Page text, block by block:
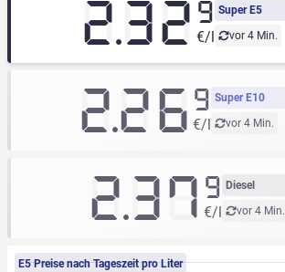
Super E5
vor 4 Min.
2.32 9
€/l
Super E10
vor 4 Min.
2.269
€/l
Diesel
vor 4 Min.
2.37 9
€/l
E5 Preise nach Tageszeit pro Liter